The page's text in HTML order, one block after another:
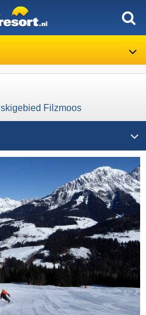
skigebied Filzmoos